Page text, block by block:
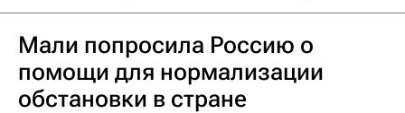
Мали попросила Россию о
помощи для нормализации
обстановки в стране